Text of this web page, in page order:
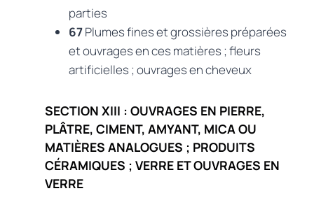
parties
67Plumes fines et grossières préparées
et ouvrages en ces matières ; fleurs
artificielles ; ouvrages en cheveux
SECTION XIII : OUVRAGES EN PIERRE,
PLÂTRE, CIMENT, AMYANT, MICA OU
MATIÈRES ANALOGUES ; PRODUITS
CÉRAMIQUES ; VERRE ET OUVRAGES EN
VERRE